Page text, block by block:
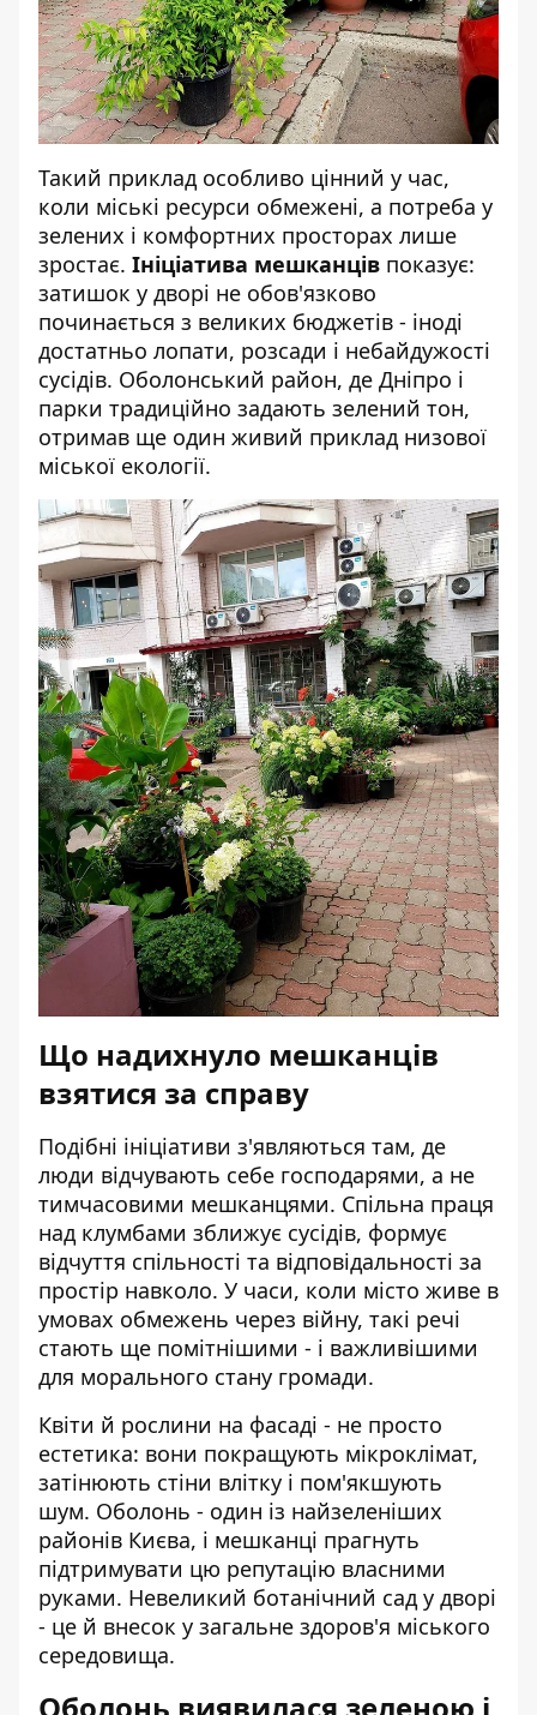
Такий приклад особливо цінний у час,
коли міські ресурси обмежені, а потреба у
зелених і комфортних просторах лише
зростає. Ініціатива мешканців показує:
затишок у дворі не обов'язково
починається з великих бюджетів - іноді
достатньо лопати, розсади і небайдужості
сусідів. Оболонський район, де Дніпро і
парки традиційно задають зелений тон,
отримав ще один живий приклад низової
міської екології.
Що надихнуло мешканців
взятися за справу
Подібні ініціативи з'являються там, де
люди відчувають себе господарями, а не
тимчасовими мешканцями. Спільна праця
над клумбами зближує сусідів, формує
відчуття спільності та відповідальності за
простір навколо. У часи, коли місто живе в
умовах обмежень через війну, такі речі
стають ще помітнішими - і важливішими
для морального стану громади.
Квіти й рослини на фасаді - не просто
естетика: вони покращують мікроклімат,
затінюють стіни влітку і пом'якшують
шум. Оболонь - один із найзеленіших
районів Києва, і мешканці прагнуть
підтримувати цю репутацію власними
руками. Невеликий ботанічний сад у дворі
- це й внесок у загальне здоров'я міського
середовища.
Оболонь виявилася зеленою і